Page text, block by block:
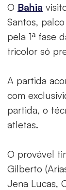
O Bahia
Santos,
pela 1ª fase
tricolor só
A partida
com
partida, o
atletas.
O provável
Gilberto
Jena Lucas,